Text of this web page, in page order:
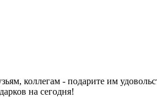
коллегам - подарите им
на сегодня!